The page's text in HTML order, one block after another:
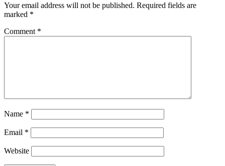
Your email address will not be published. Required fields are
marked *
Comment *
Name *
Email *
Website